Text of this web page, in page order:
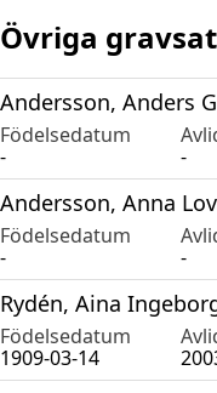
Övriga
Andersson, Anders
Födelsedatum
-
-
Andersson, Anna
Födelsedatum
-
-
Rydén, Aina
Födelsedatum
1909-03-14